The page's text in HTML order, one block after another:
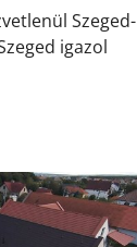
Szeged-
igazol